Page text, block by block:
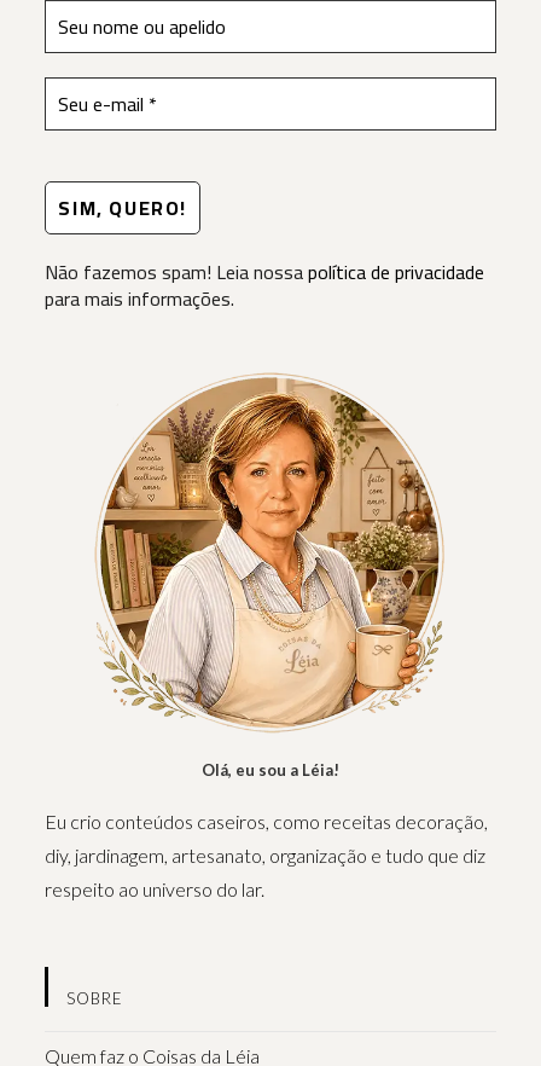
Não fazemos spam! Leia nossapolítica de privacidade
para mais informações.
Olá, eu sou a Léia!
Eu crio conteúdos caseiros, como receitas decoração,
diy, jardinagem, artesanato, organização e tudo que diz
respeito ao universo do lar.
SOBRE
Quem faz o Coisas da Léia